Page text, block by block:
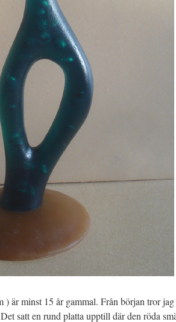
är minst 15 år gammal. Från början tror
satt en rund platta upptill där den röda